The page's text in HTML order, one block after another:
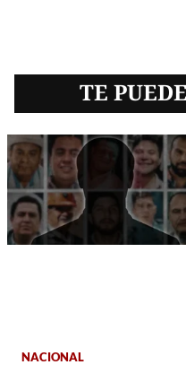
TE
NACIONAL